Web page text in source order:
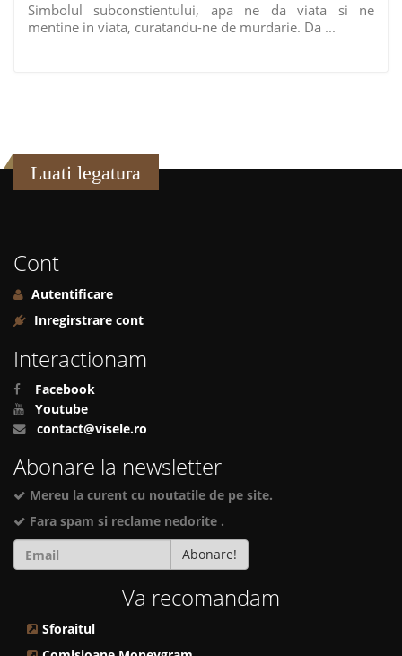
Simbolul subconstientului, apa ne da viata si ne
mentine in viata, curatandu-ne de murdarie. Da ...
Luati legatura
Cont
Autentificare
Inregirstrare cont
Interactionam
Facebook
Youtube
contact@visele.ro
Abonare la newsletter
Mereu la curent cu noutatile de pe site.
Fara spam si reclame nedorite .
Abonare!
Va recomandam
Sforaitul